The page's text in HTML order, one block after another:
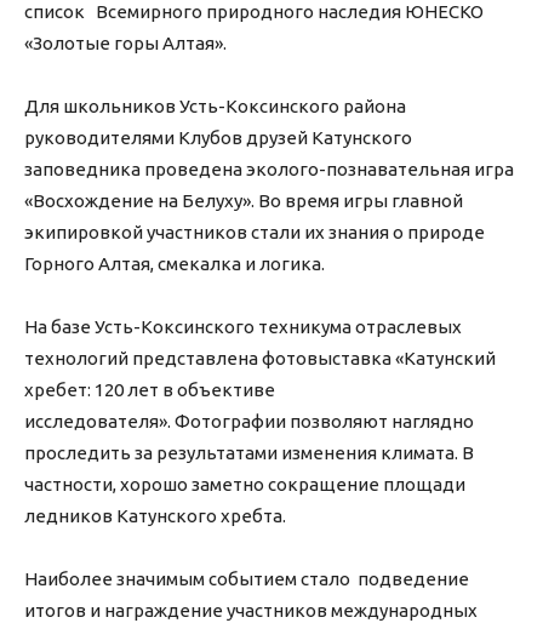
список Всемирного природного наследия ЮНЕСКО
«Золотые горы Алтая».
Для школьников Усть-Коксинского района
руководителями Клубов друзей Катунского
заповедника проведена эколого-познавательная игра
«Восхождение на Белуху». Во время игры главной
экипировкой участников стали их знания о природе
Горного Алтая, смекалка и логика.
На базе Усть-Коксинского техникума отраслевых
технологий представлена фотовыставка «Катунский
хребет: 120 лет в объективе
исследователя». Фотографии позволяют наглядно
проследить за результатами изменения климата. В
частности, хорошо заметно сокращение площади
ледников Катунского хребта.
Наиболее значимым событием стало подведение
итогов и награждение участников международных